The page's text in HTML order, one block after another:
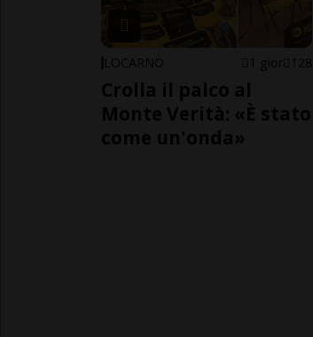
LOCARNO 1 gior 128
Crolla il palco al
Monte Verità: «È stato
come un'onda»